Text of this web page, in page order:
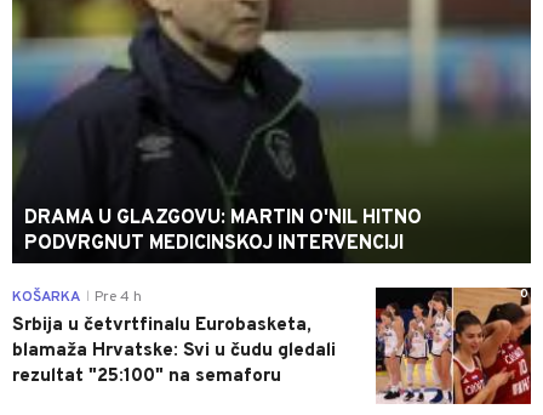
DRAMA U GLAZGOVU: MARTIN O'NIL HITNO
PODVRGNUT MEDICINSKOJ INTERVENCIJI
0
KOŠARKA Pre 4 h
Srbija u četvrtfinalu Eurobasketa,
blamaža Hrvatske: Svi u čudu gledali
rezultat "25:100" na semaforu